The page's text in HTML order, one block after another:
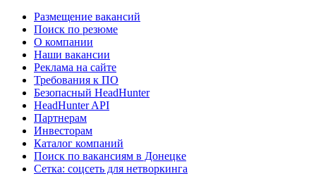
Размещение вакансий
Поиск по резюме
О компании
Наши вакансии
Реклама на сайте
Требования к ПО
Безопасный HeadHunter
HeadHunter API
Партнерам
Инвесторам
Каталог компаний
Поиск по вакансиям в Донецке
Сетка: соцсеть для нетворкинга